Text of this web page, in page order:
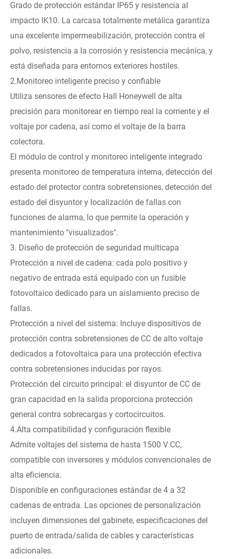
Grado de protección estándar IP65 y resistencia al
impacto IK10. La carcasa totalmente metálica garantiza
una excelente impermeabilización, protección contra el
polvo, resistencia a la corrosión y resistencia mecánica, y
está diseñada para entornos exteriores hostiles.
2.Monitoreo inteligente preciso y confiable
Utiliza sensores de efecto Hall Honeywell de alta
precisión para monitorear en tiempo real la corriente y el
voltaje por cadena, así como el voltaje de la barra
colectora.
El módulo de control y monitoreo inteligente integrado
presenta monitoreo de temperatura interna, detección del
estado del protector contra sobretensiones, detección del
estado del disyuntor y localización de fallas con
funciones de alarma, lo que permite la operación y
mantenimiento "visualizados".
3. Diseño de protección de seguridad multicapa
Protección a nivel de cadena: cada polo positivo y
negativo de entrada está equipado con un fusible
fotovoltaico dedicado para un aislamiento preciso de
fallas.
Protección a nivel del sistema: Incluye dispositivos de
protección contra sobretensiones de CC de alto voltaje
dedicados a fotovoltaica para una protección efectiva
contra sobretensiones inducidas por rayos.
Protección del circuito principal: el disyuntor de CC de
gran capacidad en la salida proporciona protección
general contra sobrecargas y cortocircuitos.
4.Alta compatibilidad y configuración flexible
Admite voltajes del sistema de hasta 1500 V CC,
compatible con inversores y módulos convencionales de
alta eficiencia.
Disponible en configuraciones estándar de 4 a 32
cadenas de entrada. Las opciones de personalización
incluyen dimensiones del gabinete, especificaciones del
puerto de entrada/salida de cables y características
adicionales.